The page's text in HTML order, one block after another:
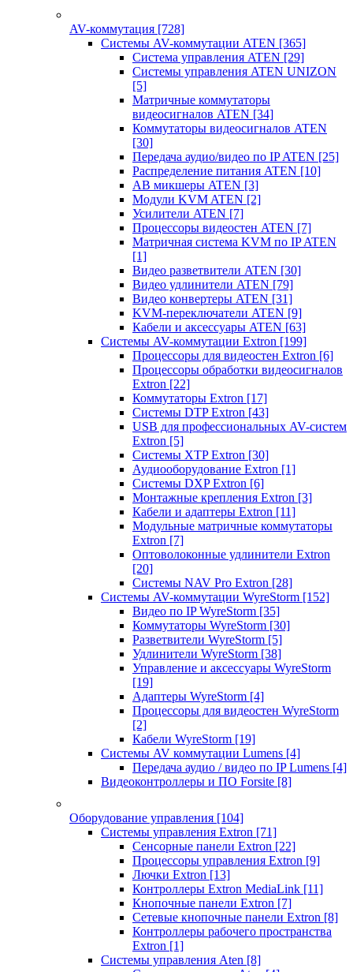
AV-коммутация [728]
Системы AV-коммутации ATEN [365]
Система управления ATEN [29]
Системы управления ATEN UNIZON
[5]
Матричные коммутаторы
видеосигналов ATEN [34]
Коммутаторы видеосигналов ATEN
[30]
Передача аудио/видео по IP ATEN [25]
Распределение питания ATEN [10]
АВ микшеры ATEN [3]
Модули KVM ATEN [2]
Усилители ATEN [7]
Процессоры видеостен ATEN [7]
Матричная система KVM по IP ATEN
[1]
Видео разветвители ATEN [30]
Видео удлинители ATEN [79]
Видео конвертеры ATEN [31]
KVM-переключатели ATEN [9]
Кабели и аксессуары ATEN [63]
Системы AV-коммутации Extron [199]
Процессоры для видеостен Extron [6]
Процессоры обработки видеосигналов
Extron [22]
Коммутаторы Extron [17]
Системы DTP Extron [43]
USB для профессиональных AV-систем
Extron [5]
Системы XTP Extron [30]
Аудиооборудование Extron [1]
Системы DXP Extron [6]
Монтажные крепления Extron [3]
Кабели и адаптеры Extron [11]
Модульные матричные коммутаторы
Extron [7]
Оптоволоконные удлинители Extron
[20]
Системы NAV Pro Extron [28]
Системы AV-коммутации WyreStorm [152]
Видео по IP WyreStorm [35]
Коммутаторы WyreStorm [30]
Разветвители WyreStorm [5]
Удлинители WyreStorm [38]
Управление и аксессуары WyreStorm
[19]
Адаптеры WyreStorm [4]
Процессоры для видеостен WyreStorm
[2]
Кабели WyreStorm [19]
Системы AV коммутации Lumens [4]
Передача аудио / видео по IP Lumens [4]
Видеоконтроллеры и ПО Forsite [8]
Оборудование управления [104]
Системы управления Extron [71]
Сенсорные панели Extron [22]
Процессоры управления Extron [9]
Лючки Extron [13]
Контроллеры Extron MediaLink [11]
Кнопочные панели Extron [7]
Сетевые кнопочные панели Extron [8]
Контроллеры рабочего пространства
Extron [1]
Системы управления Aten [8]